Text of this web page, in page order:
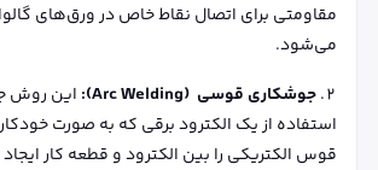
مقاومتی برای اتصال نقاط خاص در ورق‌های
می‌شود.
جوشکاری قوسی (Arc Welding):
این روش
استفاده از یک الکترود برقی که به صورت
قوس الکتریکی را بین الکترود و قطعه کار